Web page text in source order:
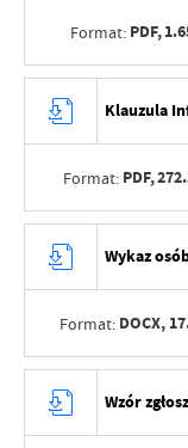
Format: PDF,
Klauzula
Format: PDF,
Wykaz
Format: DOCX,
Wzór